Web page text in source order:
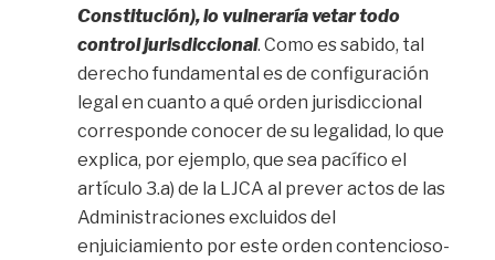
Constitución), lo vulneraría vetar todo
control jurisdiccional. Como es sabido, tal
derecho fundamental es de configuración
legal en cuanto a qué orden jurisdiccional
corresponde conocer de su legalidad, lo que
explica, por ejemplo, que sea pacífico el
artículo 3.a) de la LJCA al prever actos de las
Administraciones excluidos del
enjuiciamiento por este orden contencioso-